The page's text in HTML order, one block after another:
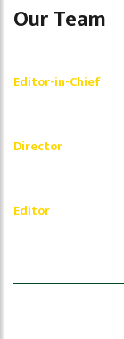
Our Team
Editor-in-Chief
Director
Editor